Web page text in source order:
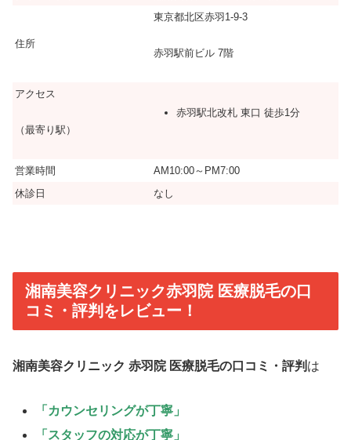
住所
東京都北区赤羽1-9-3
赤羽駅前ビル 7階
アクセス
（最寄り駅）
赤羽駅北改札 東口 徒歩1分
営業時間
AM10:00～PM7:00
休診日
なし
湘南美容クリニック赤羽院 医療脱毛の口
コミ・評判をレビュー！
湘南美容クリニック 赤羽院 医療脱毛の口コミ・評判 は
「カウンセリングが丁寧」
「スタッフの対応が丁寧」